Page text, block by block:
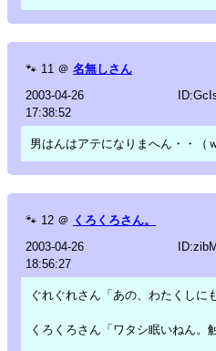
🐾 11 ＠ 名無しさん
2003-04-26
17:38:52
男はんはアテになりまへん・・（ｗ
🐾 12 ＠ くろくろさん。
2003-04-26
18:56:27
ぐれぐれさん「あの、わたくし
くろくろさん「ワタシ眠いねん。